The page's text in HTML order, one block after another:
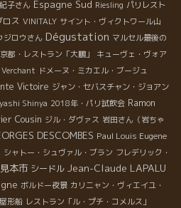
紀子さん Espagne Sud Riesling パリレスト
ス VINITALY サイント・ヴィクトワール山
ジロウさん Dégustation マルセル最後の
京都・レストラン「大鵬」
キューヴェ・ヴォア
Verchant ドメーヌ・ミカエル・ブージュ
Victoire ジャン・セバスチャン・ジョアン
Shinya 2018年・パリ試飲会 Ramon
Cousin ジル・ダヴァス 岩田さん（岩ちゃ
DESCOMBES Paul Louis Eugene
シャトー・シュヴァル・ブラン フレデリック・
本市 シードル Jean-Claude LAPALU
ボルドー夜景 カリニャン・ヴィエイユ・
形船 レストラン「ル・プチ・コメルス」